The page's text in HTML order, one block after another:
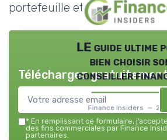
portefeuille et optimiser vos
LE guide ultime
bien choisir
conseiller
Finance Insiders —
Téléchargez
* En remplissant ce formulaire,
des fins commerciales par Finance
partenaires.